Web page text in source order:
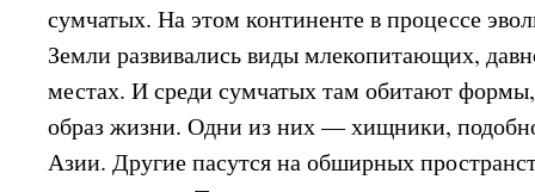
сумчатых. На этом континенте в процессе
Земли развивались виды млекопитающих,
местах. И среди сумчатых там обитают
образ жизни. Одни из них — хищники,
Азии. Другие пасутся на обширных